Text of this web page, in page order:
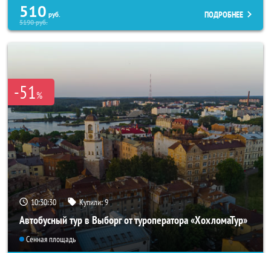
510 руб.
5190руб.
ПОДРОБНЕЕ
-51%
10:30:29 Купили:9
Автобусный тур в Выборг от туроператора «ХохломаТур»
Сенная площадь